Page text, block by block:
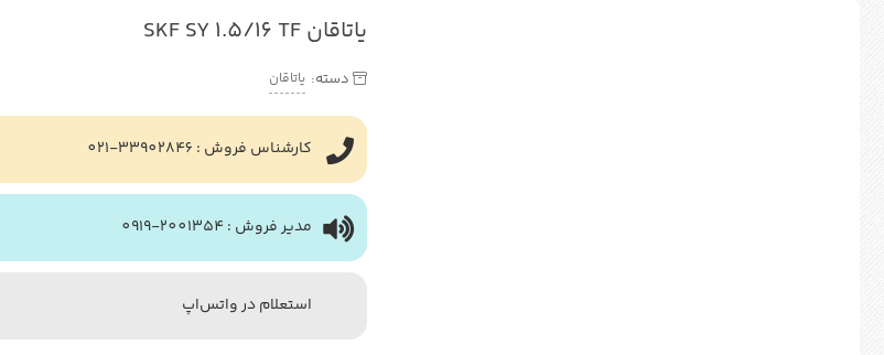
یاتاقان SKF SY 1.5/16 TF
دسته: یاتاقان
کارشناس فروش : 33902846-021
مدیر فروش : 2001354-0919
استعلام در واتس‌اپ